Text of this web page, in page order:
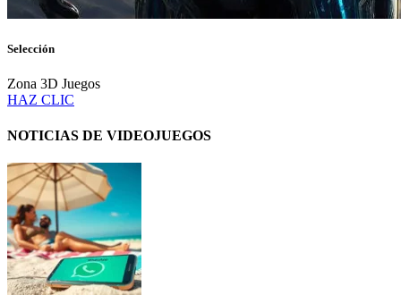
Selección
Zona 3D Juegos
HAZ CLIC
NOTICIAS DE VIDEOJUEGOS